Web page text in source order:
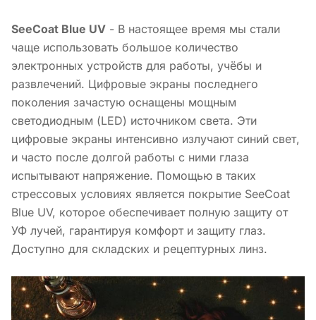
SeeCoat Blue UV - В настоящее время мы стали
чаще использовать большое количество
электронных устройств для работы, учёбы и
развлечений. Цифровые экраны последнего
поколения зачастую оснащены мощным
светодиодным (LED) источником света. Эти
цифровые экраны интенсивно излучают синий свет,
и часто после долгой работы с ними глаза
испытывают напряжение. Помощью в таких
стрессовых условиях является покрытие SeeCoat
Blue UV, которое обеспечивает полную защиту от
УФ лучей, гарантируя комфорт и защиту глаз.
Доступно для складских и рецептурных линз.